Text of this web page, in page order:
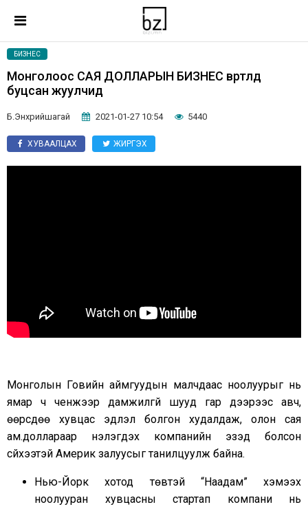
БИЗНЕС
Монголоос САЯ ДОЛЛАРЫН БИЗНЕС өвөртлөөд
буцсан жуулчид
Б.Энхрийшагай 2021-01-27 10:54 5440
ХУВААЛЦАХ ЖИРГЭХ
Монголын Говийн аймгуудын малчдаас ноолуурыг нь
ямар ч ченжээр дамжилгүй шууд гар дээрээс авч,
өөрсдөө хувцас эдлэл болгон худалдаж, олон сая
ам.доллараар үнэлэгдэх компанийн эзэд болсон
сүйхээтэй Америк залуусыг танилцуулж байна.
Нью-Йорк хотод төвтэй “Наадам” хэмээх
ноолууран хувцасны стартап компани нь